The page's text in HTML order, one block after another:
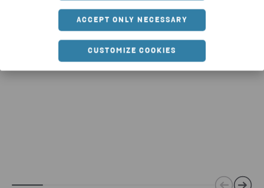
ACCEPT ONLY NECESSARY
CUSTOMIZE COOKIES
für neue und klimaschonendere
Premiumprodukte verwendet
wird – immer und immer wieder.